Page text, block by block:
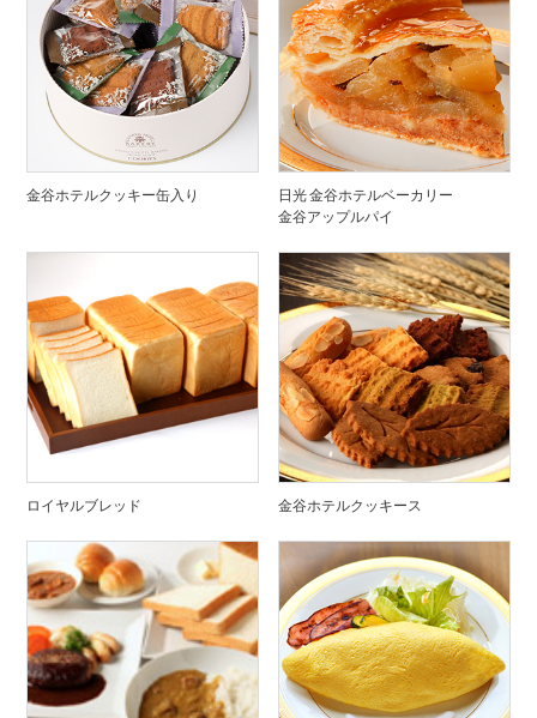
金谷ホテルクッキー缶入り
日光 金谷ホテルベーカリー
金谷アップルパイ
ロイヤルブレッド 金谷ホテルクッキース